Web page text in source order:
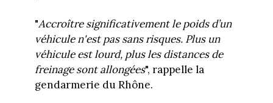
"Accroître significativement le poids d’un
véhicule n'est pas sans risques. Plus un
véhicule est lourd, plus les distances de
freinage sont allongées", rappelle la
gendarmerie du Rhône.